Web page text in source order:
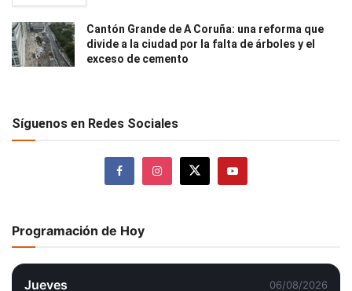
Cantón Grande de A Coruña: una reforma que
divide a la ciudad por la falta de árboles y el
exceso de cemento
Síguenos en Redes Sociales
Programación de Hoy
Jueves 06/08/2026